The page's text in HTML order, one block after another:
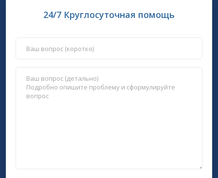
24/7 Круглосуточная помощь